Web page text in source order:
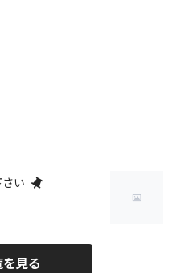
い
見る